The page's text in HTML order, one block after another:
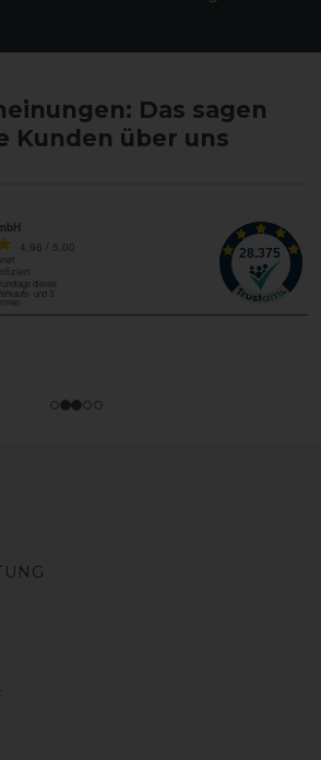
Das sagen
Kunden über uns